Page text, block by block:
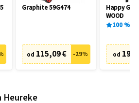
Graphite 59G474
od 115,09 € -29%
Happy
WOOD
100%
od
Heureke